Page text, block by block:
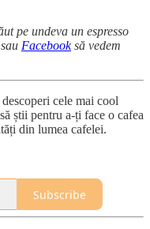
pe undeva un espresso
sau Facebooksă vedem
cele mai cool
știi pentru a-ți face o cafea
din lumea cafelei.
Subscribe